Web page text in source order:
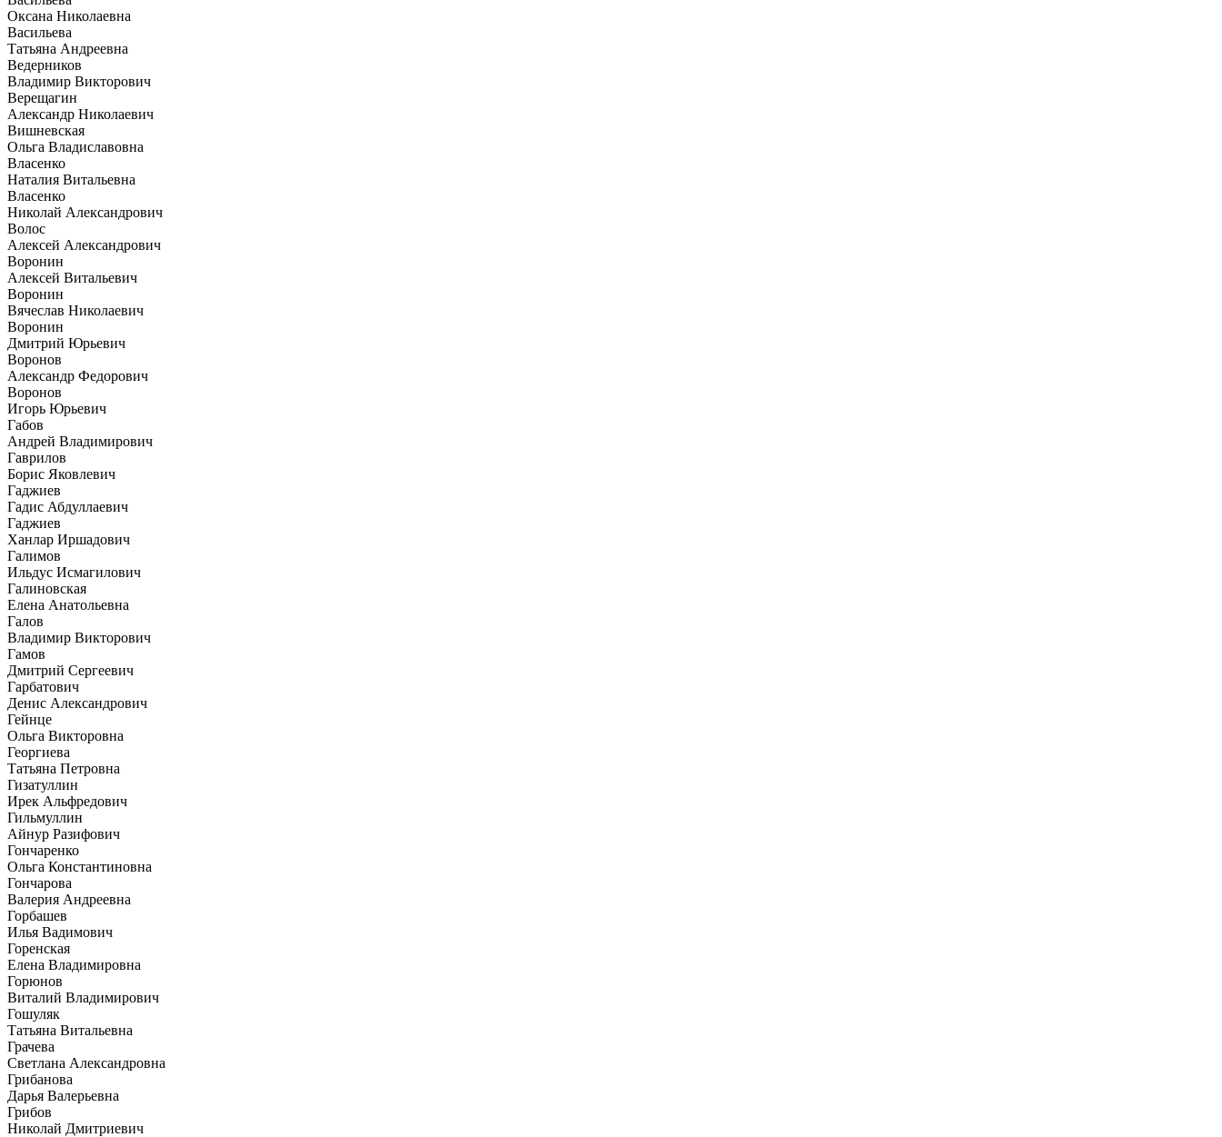
Оксана Николаевна
Васильева
Татьяна Андреевна
Ведерников
Владимир Викторович
Верещагин
Александр Николаевич
Вишневская
Ольга Владиславовна
Власенко
Наталия Витальевна
Власенко
Николай Александрович
Волос
Алексей Александрович
Воронин
Алексей Витальевич
Воронин
Вячеслав Николаевич
Воронин
Дмитрий Юрьевич
Воронов
Александр Федорович
Воронов
Игорь Юрьевич
Габов
Андрей Владимирович
Гаврилов
Борис Яковлевич
Гаджиев
Гадис Абдуллаевич
Гаджиев
Ханлар Иршадович
Галимов
Ильдус Исмагилович
Галиновская
Елена Анатольевна
Галов
Владимир Викторович
Гамов
Дмитрий Сергеевич
Гарбатович
Денис Александрович
Гейнце
Ольга Викторовна
Георгиева
Татьяна Петровна
Гизатуллин
Ирек Альфредович
Гильмуллин
Айнур Разифович
Гончаренко
Ольга Константиновна
Гончарова
Валерия Андреевна
Горбашев
Илья Вадимович
Горенская
Елена Владимировна
Горюнов
Виталий Владимирович
Гошуляк
Татьяна Витальевна
Грачева
Светлана Александровна
Грибанова
Дарья Валерьевна
Грибов
Николай Дмитриевич